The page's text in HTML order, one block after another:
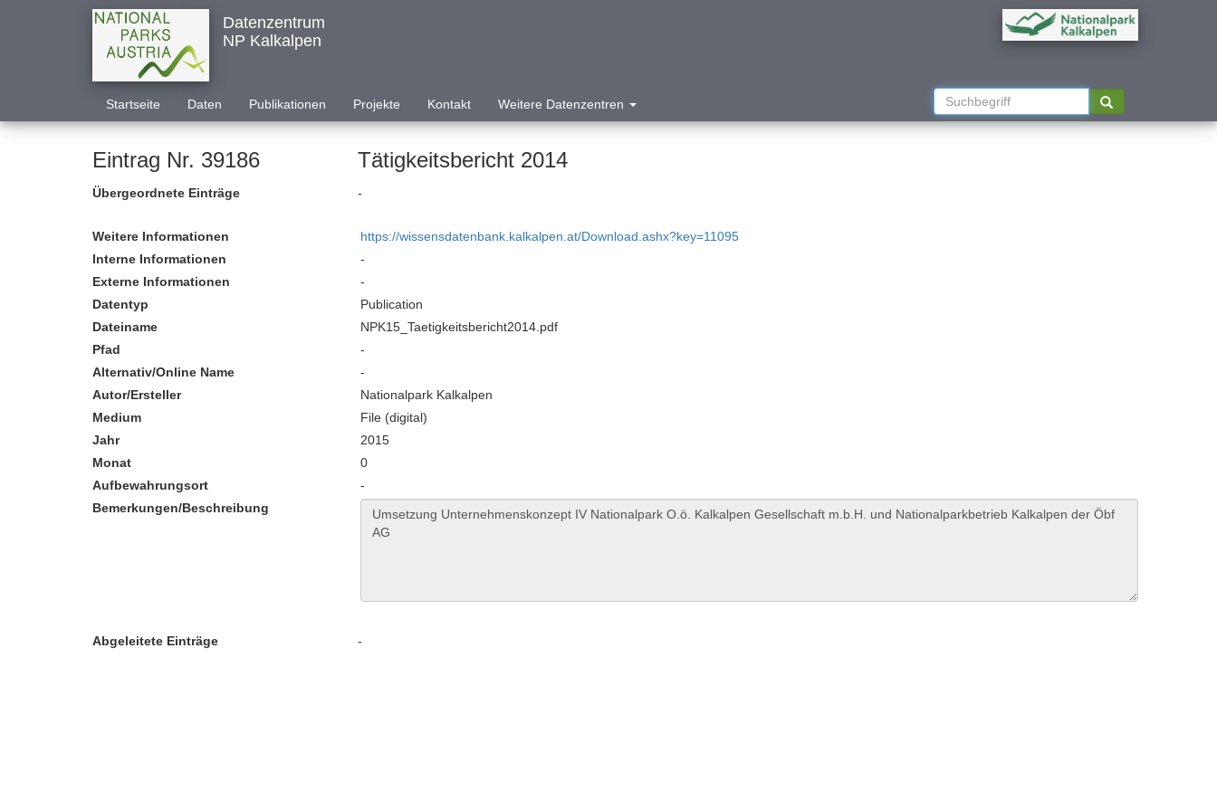
Datenzentrum
NP Kalkalpen
Startseite Daten Publikationen Projekte Kontakt Weitere Datenzentren
Eintrag Nr. 39186 Tätigkeitsbericht 2014
Übergeordnete Einträge -
Weitere Informationen
https://wissensdatenbank.kalkalpen.at/Download.ashx?key=11095
Interne Informationen
-
Externe Informationen
-
Datentyp
Publication
Dateiname
NPK15_Taetigkeitsbericht2014.pdf
Pfad
-
Alternativ/Online Name
-
Autor/Ersteller
Nationalpark Kalkalpen
Medium
File (digital)
Jahr
2015
Monat
0
Aufbewahrungsort
-
Bemerkungen/Beschreibung
Abgeleitete Einträge -